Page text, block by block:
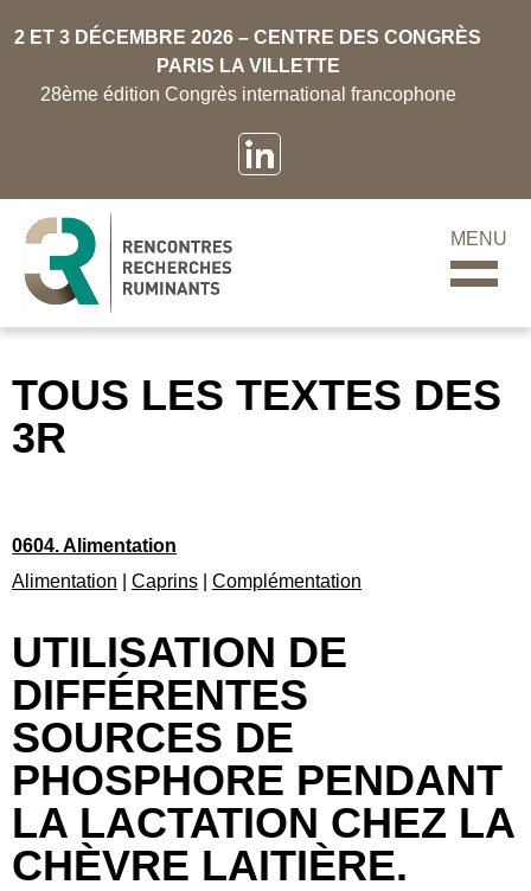
2 ET 3 DÉCEMBRE 2026 – CENTRE DES CONGRÈS
PARIS LA VILLETTE
28ème édition Congrès international francophone
MENU
TOUS LES TEXTES DES
3R
0604. Alimentation
Alimentation
Caprins Complémentation
UTILISATION DE
DIFFÉRENTES
SOURCES DE
PHOSPHORE PENDANT
LA LACTATION CHEZ LA
CHÈVRE LAITIÈRE.